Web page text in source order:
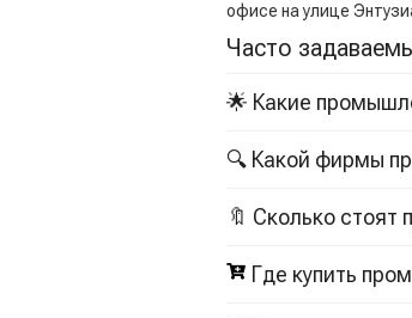
офисе на улице
Часто
🌟 Какие
🔍 Какой фирмы
🔖 Сколько
Где купить